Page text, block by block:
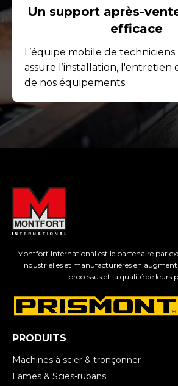
Un support après-
efficace
L’équipe mobile de
assure l’installation, l'entretien
de nos équipements.
Montfort International est le partenaire par
industrielles et manufacturières en
processus et la qualité de leurs
PRODUITS
Machines à scier & tronçonner
Lames & Scies-rubans